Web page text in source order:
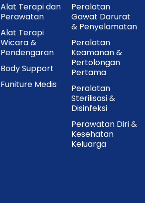
Alat Terapi dan
Perawatan
Alat Terapi
Wicara &
Pendengaran
Body Support
Funiture Medis
Peralatan
Gawat Darurat
& Penyelamatan
Peralatan
Keamanan &
Pertolongan
Pertama
Peralatan
Sterilisasi &
Disinfeksi
Perawatan Diri &
Kesehatan
Keluarga